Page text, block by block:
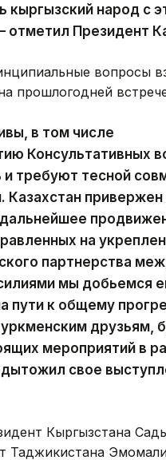
кыргызский народ с
Президент
вопросы
прошлогодней
в том числе
Консультативных
требуют тесной
Казахстан
на
партнерства
мы добьемся
пути к общему
друзьям,
мероприятий в
свое
Кыргызстана
Таджикистана